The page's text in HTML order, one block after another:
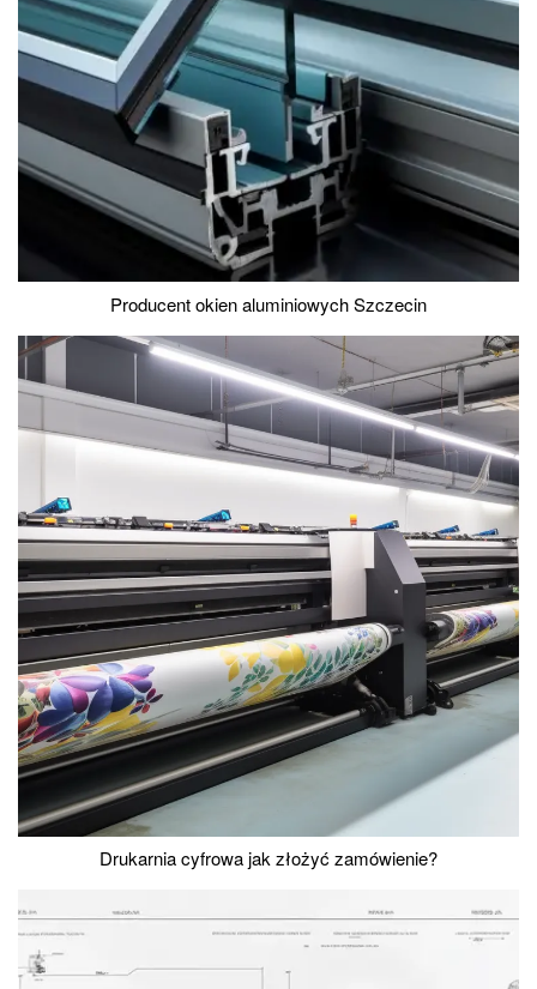
Producent okien aluminiowych Szczecin
Drukarnia cyfrowa jak złożyć zamówienie?